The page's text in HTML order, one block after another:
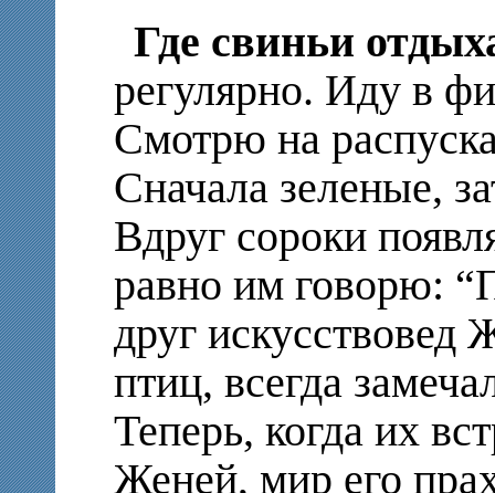
Где свиньи
регулярно. Иду в
Смотрю на
Сначала зеленые,
Вдруг сороки
равно им говорю:
друг искусствовед
птиц, всегда
Теперь, когда их
Женей, мир его